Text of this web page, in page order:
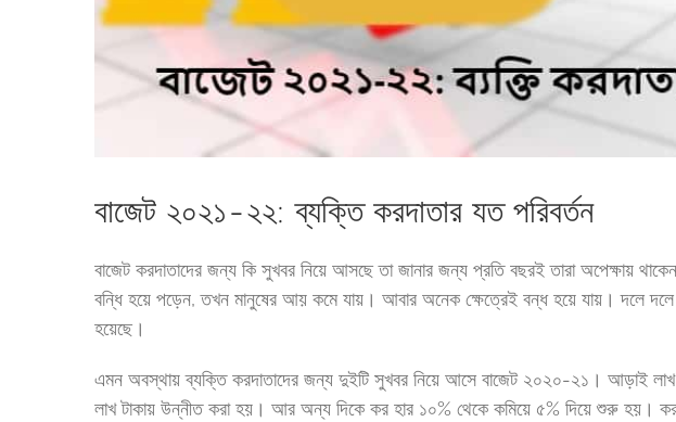
বাজেট ২০২১-২২: ব্যক্তি করদাতার যত পরিবর্তন
বাজেট করদাতাদের জন্য কি সুখবর নিয়ে আসছে তা জানার জন্য প্রতি বছরই তারা অপেক্ষায়
বন্ধি হয়ে পড়েন, তখন মানুষের আয় কমে যায়। আবার অনেক ক্ষেত্রেই বন্ধ হয়ে যায়। দলে দলে
হয়েছে।
এমন অবস্থায় ব্যক্তি করদাতাদের জন্য দুইটি সুখবর নিয়ে আসে বাজেট ২০২০-২১। আড়াই লাখ
লাখ টাকায় উন্নীত করা হয়। আর অন্য দিকে কর হার ১০% থেকে কমিয়ে ৫% দিয়ে শুরু হয়।